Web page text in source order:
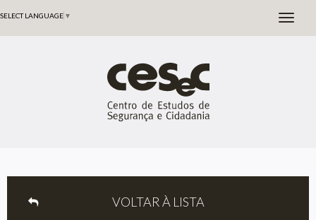
SELECT LANGUAGE ▼
VOLTAR À LISTA